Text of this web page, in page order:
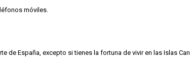
móviles.
de España, excepto si tienes la fortuna de vivir en las Islas